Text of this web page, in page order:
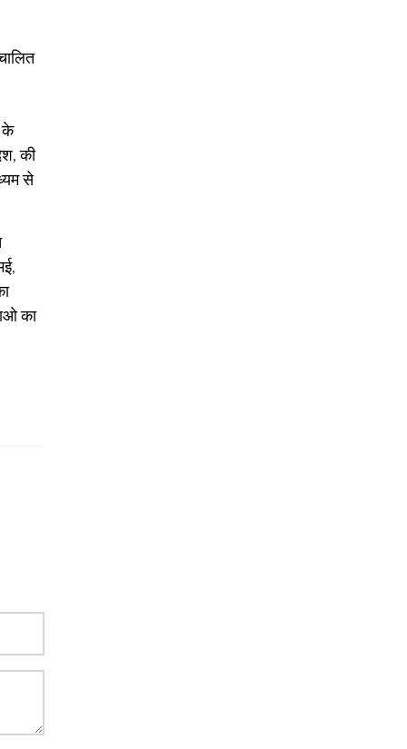
के
की
से
का